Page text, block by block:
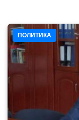
ПОЛИТИКА